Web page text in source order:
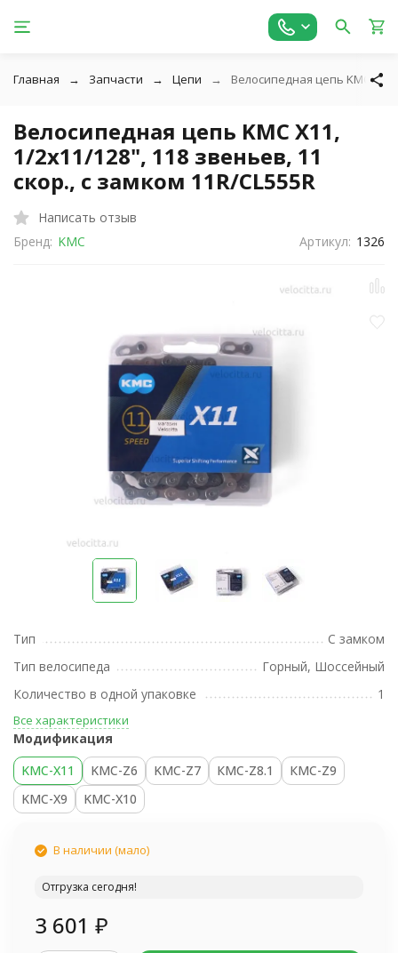
Главная Запчасти Цепи Велосипедная цепь KMC
Велосипедная цепь KMC X11,
1/2x11/128", 118 звеньев, 11
скор., с замком 11R/CL555R
Написать отзыв
Бренд: KMC Артикул: 1326
Тип
С замком
Тип велосипеда
Горный, Шоссейный
Количество в одной упаковке
1
Все характеристики
Модификация
KMC-Х11
KMC-Z6 KMC-Z7 КМС-Z8.1
КМС-Z9
KMC-X9
KMC-Х10
В наличии (мало)
Отгрузка сегодня!
3 601 ₽